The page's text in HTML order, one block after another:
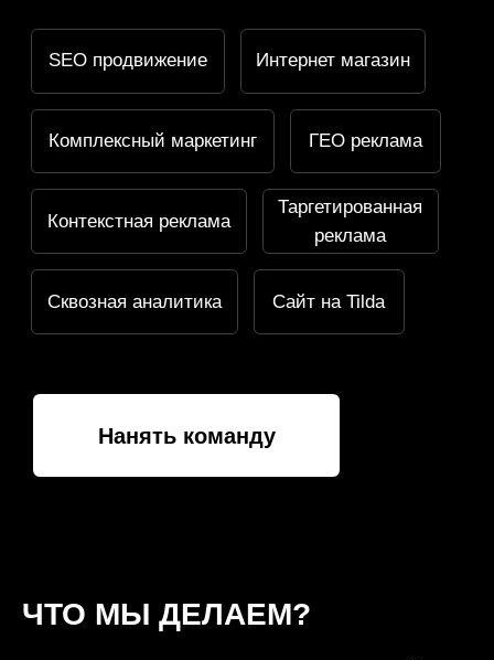
Нанять команду
ЧТО МЫ ДЕЛАЕМ?